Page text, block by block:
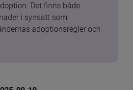
Det finns både
i synsätt som
adoptionsregler och